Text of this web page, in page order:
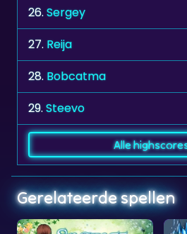
27. Reija
28. Bobcatma
29. Steevo
Gerelateerde spellen